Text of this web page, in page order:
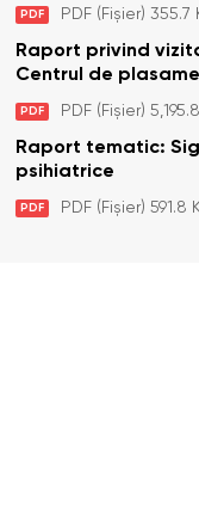
Dizabilități (Adulte)
Edineț, din data de
PDF PDF (Fișier) 355.7
Raport privind
Centrul de
persoanele cu
Bădiceni, Soroca (11
PDF PDF (Fișier)
Raport tematic:
psihiatrice
PDF PDF (Fișier) 591.8